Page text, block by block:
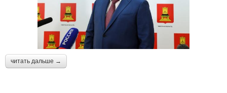
читать дальше →